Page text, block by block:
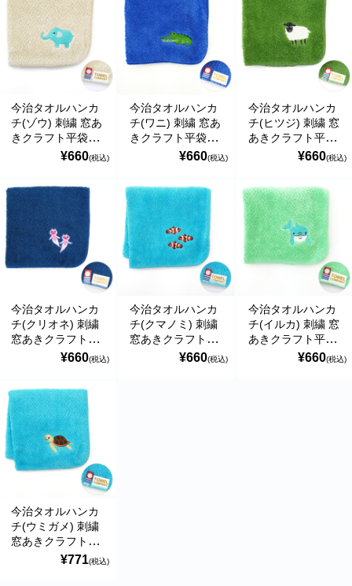
今治タオルハンカ
チ(ゾウ) 刺繍 窓あ
きクラフト平袋入
り ハイメン¥660(税込)
今治タオルハンカ
チ(ワニ) 刺繍 窓あ
きクラフト平袋入
り ハイメン¥660(税込)
今治タオルハンカ
チ(ヒツジ) 刺繍 窓
あきクラフト平袋
入り ハイメン
¥660(税込)
今治タオルハンカ
チ(クリオネ) 刺繍
窓あきクラフト平
袋入り ハイメン
¥660(税込)
今治タオルハンカ
チ(クマノミ) 刺繍
窓あきクラフト平
袋入り ハイメン
¥660(税込)
今治タオルハンカ
チ(イルカ) 刺繍 窓
あきクラフト平袋
入り ハイメン
¥660(税込)
今治タオルハンカ
チ(ウミガメ) 刺繍
窓あきクラフト平
袋入り ハイメン
¥771(税込)
の偽のEメールが届くというお問い合わせが多数寄せられていま
す。当店で注文をしていないのにこのようなメールが届くなど、身
に覚えのない場合は、メールを開いたり、メール内のリンクをタッ
プしたり絶対にしないようご注意ください。なお、ご不明の場合
は、弊社またはヤマト運輸に直接お問い合わせください。〔 2024
年10月31日(木)〕
**夏期休業日のお知らせ** 2024年8月14日(水)および8月15日(木)は
夏期休業日とさせていただきます。そのため、8月13日(火)14:00か
ら8月16日(金)14:00の間のご注文分の発送は、8月16日(金)となりま
す。ご了承のほどお願い申し上げます。
■Amaricoドッグフード グレインフリー成犬用（レッド）とグレイ
ンフリー成犬～シニア犬用（ゴールド）が新入荷しました。
Amaricoドッグフード
■ ステイロイヤル グレインフリー ドッグフード
が新たに追加入荷い
輸送遅延のため入荷が遅れておりました。まことに申し訳ございま
せんでした。